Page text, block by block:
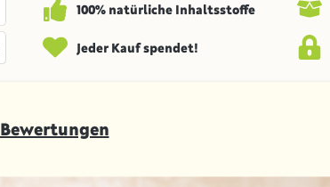
100% natürliche Inhaltsstoffe
Jeder Kauf spendet!
Bewertungen